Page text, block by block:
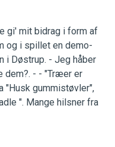
gi' mit bidrag i form af
og i spillet en demo-
i Døstrup. - Jeg håber
dem?. - - "Træer er
"Husk gummistøvler",
". Mange hilsner fra